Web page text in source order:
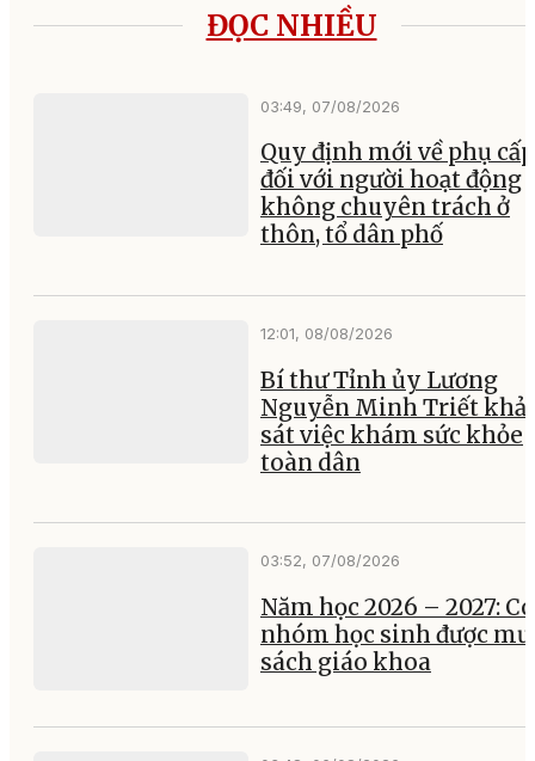
ĐỌC NHIỀU
03:49, 07/08/2026
Quy định mới về phụ cấp
đối với người hoạt động
không chuyên trách ở
thôn, tổ dân phố
12:01, 08/08/2026
Bí thư Tỉnh ủy Lương
Nguyễn Minh Triết
sát việc khám sức khỏe
toàn dân
03:52, 07/08/2026
Năm học 2026 – 2027:
nhóm học sinh được
sách giáo khoa